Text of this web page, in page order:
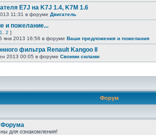
Е7J на K7J 1.4, K7M 1.6
11:31 в форуме Двигатель
и пожелание...
1 2 ]
янв 2013 16:56 в форуме Ваши предложения и пожелания
фильтра Renault Kangoo II
2013 00:05 в форуме Своими силами
Форум
Форума
для ознакомления!